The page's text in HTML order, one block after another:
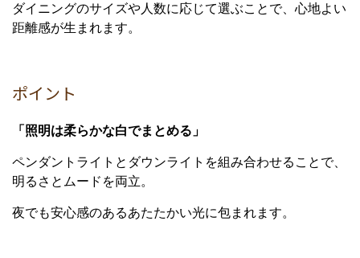
ダイニングのサイズや人数に応じて選ぶことで、心地よい
距離感が生まれます。
ポイント
「照明は柔らかな白でまとめる」
ペンダントライトとダウンライトを組み合わせることで、
明るさとムードを両立。
夜でも安心感のあるあたたかい光に包まれます。